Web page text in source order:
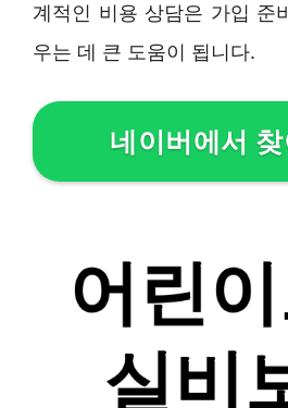
계적인 비용 상담은 가입 준
우는 데 큰 도움이 됩니다.
네이버에서